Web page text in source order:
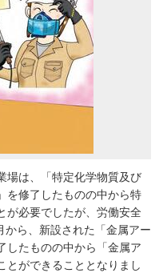
は、「特定化学物質及び
を修了したものの中から特
が必要でしたが、労働安全
ら、新設された「金属アー
したものの中から「金属ア
とができることとなりまし